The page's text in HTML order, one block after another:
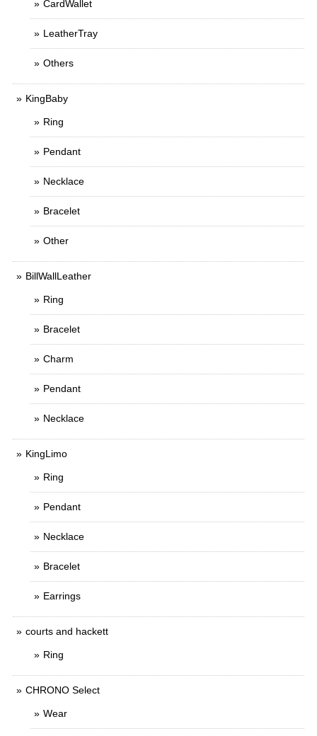
CardWallet
LeatherTray
Others
KingBaby
Ring
Pendant
Necklace
Bracelet
Other
BillWallLeather
Ring
Bracelet
Charm
Pendant
Necklace
KingLimo
Ring
Pendant
Necklace
Bracelet
Earrings
courts and hackett
Ring
CHRONO Select
Wear